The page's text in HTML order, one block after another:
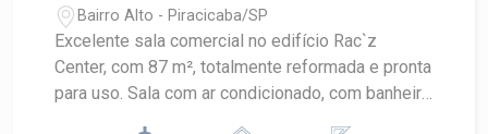
Bairro Alto - Piracicaba/SP
Excelente sala comercial no edifício Rac`z
Center, com 87 m², totalmente reformada e pronta
para uso. Sala com ar condicionado, com banheiro